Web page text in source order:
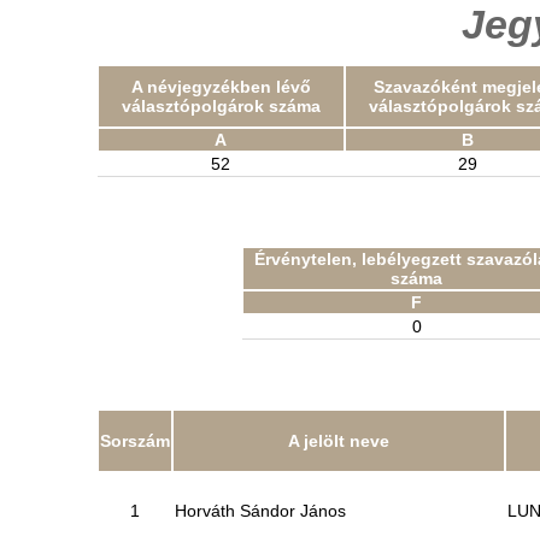
A névjegyzékben lévő
választópolgárok száma
Szavazóként
választópolgárok
A
B
52
29
Érvénytelen, lebélyegzett
száma
F
0
Sorszám A jelölt neve
1 Horváth Sándor János